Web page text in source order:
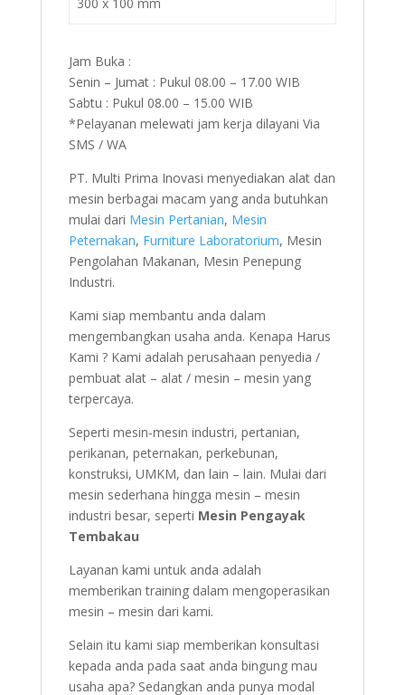
300 x 100 mm
Jam Buka :
Senin – Jumat : Pukul 08.00 – 17.00 WIB
Sabtu : Pukul 08.00 – 15.00 WIB
*Pelayanan melewati jam kerja dilayani Via
SMS / WA
PT. Multi Prima Inovasi menyediakan alat dan
mesin berbagai macam yang anda butuhkan
mulai dari Mesin Pertanian, Mesin
Peternakan, Furniture Laboratorium, Mesin
Pengolahan Makanan, Mesin Penepung
Industri.
Kami siap membantu anda dalam
mengembangkan usaha anda. Kenapa Harus
Kami ? Kami adalah perusahaan penyedia /
pembuat alat – alat / mesin – mesin yang
terpercaya.
Seperti mesin-mesin industri, pertanian,
perikanan, peternakan, perkebunan,
konstruksi, UMKM, dan lain – lain. Mulai dari
mesin sederhana hingga mesin – mesin
industri besar, seperti Mesin Pengayak
Tembakau
Layanan kami untuk anda adalah
memberikan training dalam mengoperasikan
mesin – mesin dari kami.
Selain itu kami siap memberikan konsultasi
kepada anda pada saat anda bingung mau
usaha apa? Sedangkan anda punya modal